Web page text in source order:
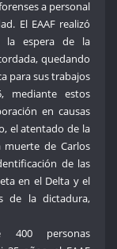
a personal
El EAAF realizó
la espera de la
quedando
para sus trabajos
mediante estos
en causas
el atentado de la
muerte de Carlos
de las
en el Delta y el
de la dictadura,
400 personas